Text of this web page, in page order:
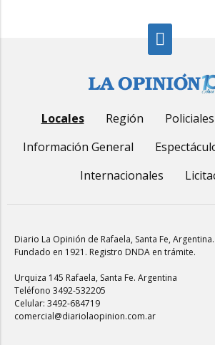
Locales Región Policiales
Información General
Internacionales
Diario La Opinión de Rafaela, Santa Fe, Argentina.
Fundado en 1921. Registro DNDA en trámite.
Urquiza 145 Rafaela, Santa Fe. Argentina
Teléfono 3492-532205
Celular: 3492-684719
comercial@diariolaopinion.com.ar